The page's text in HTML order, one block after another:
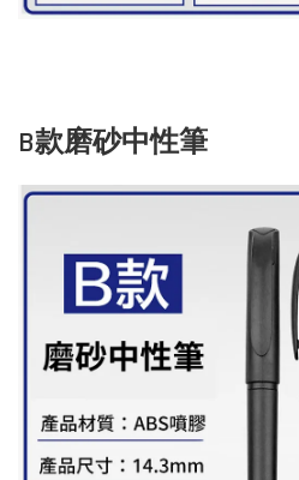
B款磨砂中性筆